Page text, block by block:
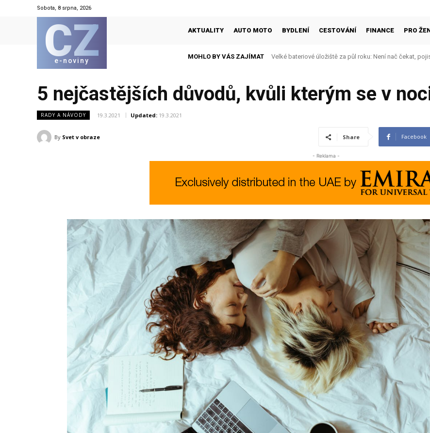
Sobota, 8 srpna, 2026
CZ
e-noviny
AKTUALITY AUTO MOTO BYDLENÍ CESTOVÁNÍ FINANCE PRO
MOHLO BY VÁS ZAJÍMAT Velké bateriové úložiště za půl roku: Není nač čekat,
Nepostradatelné základní kousky šatníku: jak si
5 nejčastějších důvodů, kvůli kterým se v
RADY A NÁVODY 19.3.2021 Updated: 19.3.2021
By Svet v obraze Share Facebook
- Reklama -